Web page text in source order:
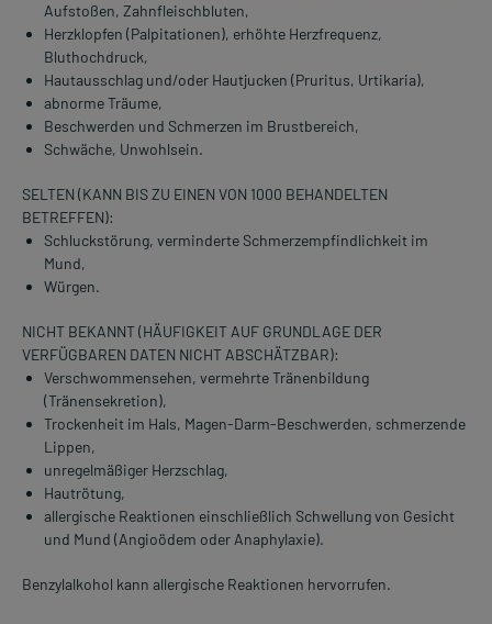
Aufstoßen, Zahnfleischbluten,
Herzklopfen (Palpitationen), erhöhte Herzfrequenz,
Bluthochdruck,
Hautausschlag und/oder Hautjucken (Pruritus, Urtikaria),
abnorme Träume,
Beschwerden und Schmerzen im Brustbereich,
Schwäche, Unwohlsein.
SELTEN (KANN BIS ZU EINEN VON 1000 BEHANDELTEN
BETREFFEN):
Schluckstörung, verminderte Schmerzempfindlichkeit im
Mund,
Würgen.
NICHT BEKANNT (HÄUFIGKEIT AUF GRUNDLAGE DER
VERFÜGBAREN DATEN NICHT ABSCHÄTZBAR):
Verschwommensehen, vermehrte Tränenbildung
(Tränensekretion),
Trockenheit im Hals, Magen-Darm-Beschwerden, schmerzende
Lippen,
unregelmäßiger Herzschlag,
Hautrötung,
allergische Reaktionen einschließlich Schwellung von Gesicht
und Mund (Angioödem oder Anaphylaxie).
Benzylalkohol kann allergische Reaktionen hervorrufen.